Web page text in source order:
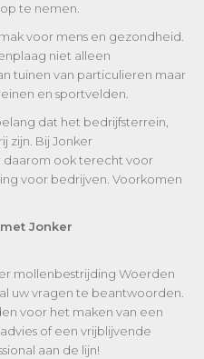
te nemen.
voor mens en gezondheid.
niet alleen
tuinen van particulieren maar
en sportvelden.
dat het bedrijfsterrein,
zijn. Bij Jonker
daarom ook terecht voor
voor bedrijven. Voorkomen
Jonker
mollenbestrijding Woerden
uw vragen te beantwoorden.
voor het maken van een
of een vrijblijvende
aan de lijn!